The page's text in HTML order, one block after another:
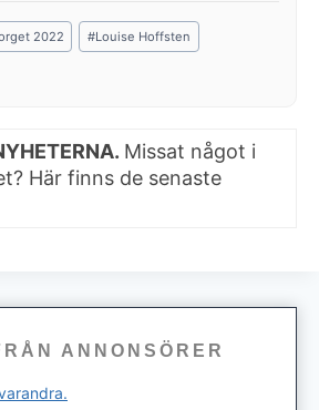
2022 #Louise Hoffsten
Missat något i
Här finns de senaste
ANNONSÖRER